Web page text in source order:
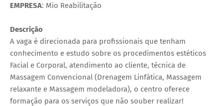
EMPRESA: Mio Reabilitação
Descrição
A vaga é direcionada para profissionais que tenham
conhecimento e estudo sobre os procedimentos estéticos
Facial e Corporal, atendimento ao cliente, técnica de
Massagem Convencional (Drenagem Linfática, Massagem
relaxante e Massagem modeladora), o centro oferece
formação para os serviços que não souber realizar!